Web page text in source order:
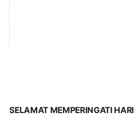
SELAMAT MEMPERINGATI